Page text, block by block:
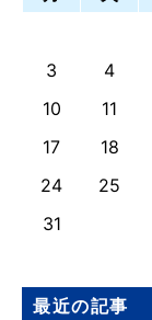
3
4
10
11
17
18
24
25
31
最近の記事